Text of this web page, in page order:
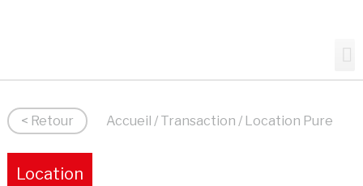
< Retour Accueil / Transaction / Location Pure
Location